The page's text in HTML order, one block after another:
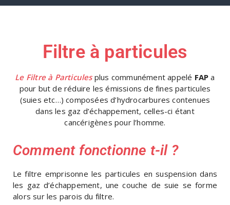
Filtre à particules
Le Filtre à Particulesplus communément appelé FAP a
pour but de réduire les émissions de fines particules
(suies etc…) composées d’hydrocarbures contenues
dans les gaz d’échappement, celles-ci étant
cancérigènes pour l’homme.
Comment fonctionne t-il ?
Le filtre emprisonne les particules en suspension dans
les gaz d’échappement, une couche de suie se forme
alors sur les parois du filtre.